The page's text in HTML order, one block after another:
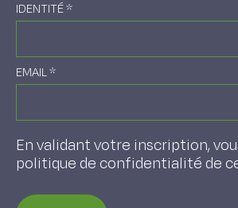
IDENTITÉ*
EMAIL*
En validant votre inscription,
politique de confidentialité de